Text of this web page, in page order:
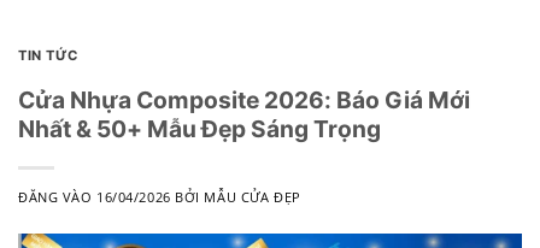
TIN TỨC
Cửa Nhựa Composite 2026: Báo Giá Mới
Nhất & 50+ Mẫu Đẹp Sáng Trọng
ĐĂNG VÀO 16/04/2026 BỞI MẪU CỬA ĐẸP